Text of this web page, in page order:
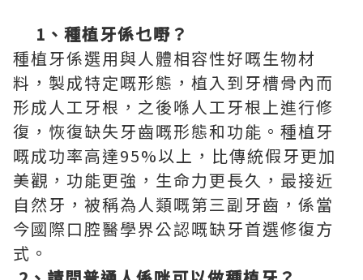
1 、種植牙係乜嘢？
種植牙係選用與人體相容性好嘅生物材
料，製成特定嘅形態，植入到牙槽骨內而
形成人工牙根，之後喺人工牙根上進行修
復，恢復缺失牙齒嘅形態和功能。種植牙
嘅成功率高達95%以上，比傳統假牙更加
美觀，功能更強，生命力更長久，最接近
自然牙，被稱為人類嘅第三副牙齒，係當
今國際口腔醫學界公認嘅缺牙首選修復方
式。